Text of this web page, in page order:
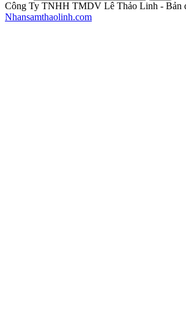
Công Ty TNHH TMDV Lê Thảo Linh - Bản
Nhansamthaolinh.com